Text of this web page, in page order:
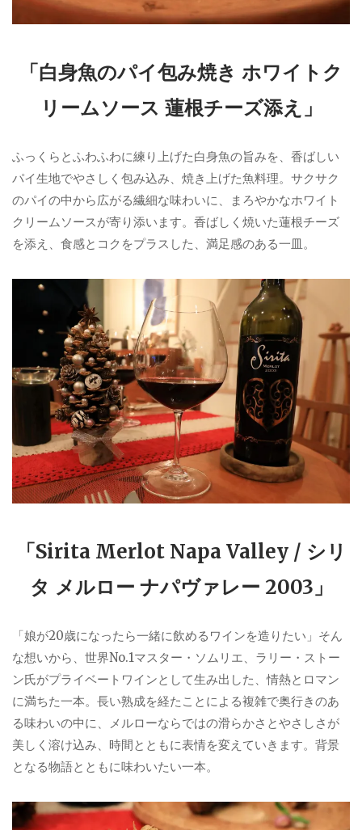
「白身魚のパイ包み焼き ホワイトク
リームソース 蓮根チーズ添え」
ふっくらとふわふわに練り上げた白身魚の旨みを、香ばしい
パイ生地でやさしく包み込み、焼き上げた魚料理。サクサク
のパイの中から広がる繊細な味わいに、まろやかなホワイト
クリームソースが寄り添います。香ばしく焼いた蓮根チーズ
を添え、食感とコクをプラスした、満足感のある一皿。
「Sirita Merlot Napa Valley / シリ
タ メルロー ナパヴァレー 2003」
「娘が20歳になったら一緒に飲めるワインを造りたい」そん
な想いから、世界No.1マスター・ソムリエ、ラリー・ストー
ン氏がプライベートワインとして生み出した、情熱とロマン
に満ちた一本。長い熟成を経たことによる複雑で奥行きのあ
る味わいの中に、メルローならではの滑らかさとやさしさが
美しく溶け込み、時間とともに表情を変えていきます。背景
となる物語とともに味わいたい一本。